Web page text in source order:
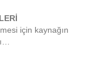
için kaynağın